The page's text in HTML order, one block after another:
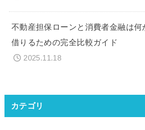
不動産担保ローンと消費者金融は何
借りるための完全比較ガイド
2025.11.18
カテゴリ